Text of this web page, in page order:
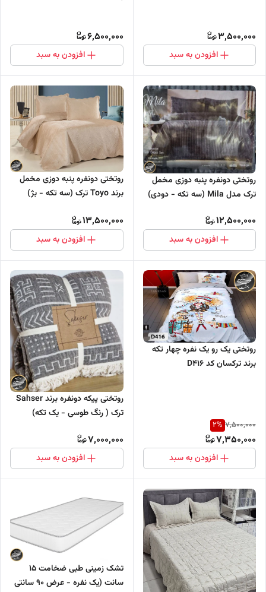
3,500,000
افزودن به سبد
6,500,000
افزودن به سبد
روتختی دونفره پنبه دوزی مخمل
ترک مدل Mila (سه تکه - دودی)
12,500,000
افزودن به سبد
روتختی دونفره پنبه دوزی مخمل
برند Toyo ترک (سه تکه - بژ)
13,500,000
افزودن به سبد
روتختی یک رو یک نفره چهار تکه
برند ترکسان کد D416
7,500,000
2%
7,350,000
افزودن به سبد
روتختی پیکه دونفره برند Sahser
ترک ( رنگ طوسی - یک تکه)
7,000,000
افزودن به سبد
تشک زمینی طبی ضخامت ۱۵
سانت (یک نفره - عرض ۹۰ سانتی